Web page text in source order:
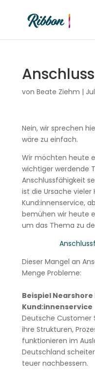
von Beate Ziehm |
Nein, wir sprechen
wäre zu einfach.
Wir möchten heute
wichtiger werdende
Anschlussfähigkeit
ist die Ursache
Kund:innenservice,
bemühen wir heute
um das Thema zu
Dieser Mangel an
Menge Probleme:
Beispiel Nearshore
Kund:innenservice
Deutsche Customer
ihre Strukturen,
funktionieren im
Deutschland
teuer nachbessern.